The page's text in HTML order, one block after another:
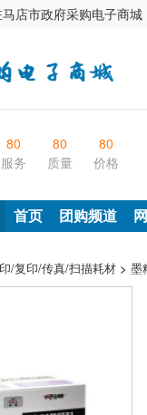
店市政府采购电子商城
80
服务
80
质量
80
价格
首页 团购频道
/复印/传真/扫描耗材> 墨